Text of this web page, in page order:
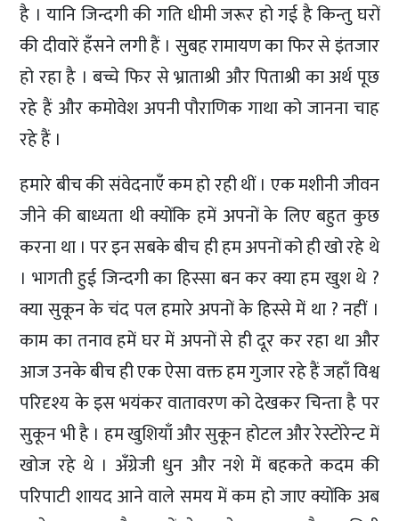
है । यानि जिन्दगी की गति धीमी जरूर हो गई है किन्तु घरों
की दीवारें हँसने लगी हैं । सुबह रामायण का फिर से इंतजार
हो रहा है । बच्चे फिर से भ्राताश्री और पिताश्री का अर्थ पूछ
रहे हैं और कमोवेश अपनी पौराणिक गाथा को जानना चाह
रहे हैं ।
हमारे बीच की संवेदनाएँ कम हो रही थीं । एक मशीनी जीवन
जीने की बाध्यता थी क्योंकि हमें अपनों के लिए बहुत कुछ
करना था । पर इन सबके बीच ही हम अपनों को ही खो रहे थे
। भागती हुई जिन्दगी का हिस्सा बन कर क्या हम खुश थे ?
क्या सुकून के चंद पल हमारे अपनों के हिस्से में था ? नहीं ।
काम का तनाव हमें घर में अपनों से ही दूर कर रहा था और
आज उनके बीच ही एक ऐसा वक्त हम गुजार रहे हैं जहाँ विश्व
परिदृश्य के इस भयंकर वातावरण को देखकर चिन्ता है पर
सुकून भी है । हम खुशियाँ और सुकून होटल और रेस्टोरेन्ट में
खोज रहे थे । अँग्रेजी धुन और नशे में बहकते कदम की
परिपाटी शायद आने वाले समय में कम हो जाए क्योंकि अब